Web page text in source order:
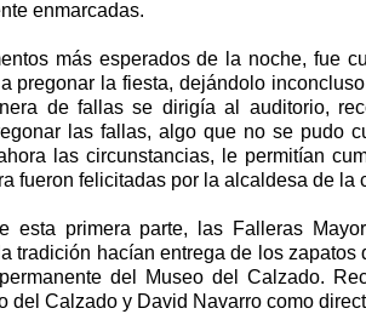
enmarcadas.
más esperados de la noche, fue
pregonar la fiesta, dejándolo
de fallas se dirigía al auditorio,
las fallas, algo que no se pudo
las circunstancias, le permitían
fueron felicitadas por la alcaldesa de
esta primera parte, las Falleras
tradición hacían entrega de los
del Museo del Calzado.
del Calzado y David Navarro como